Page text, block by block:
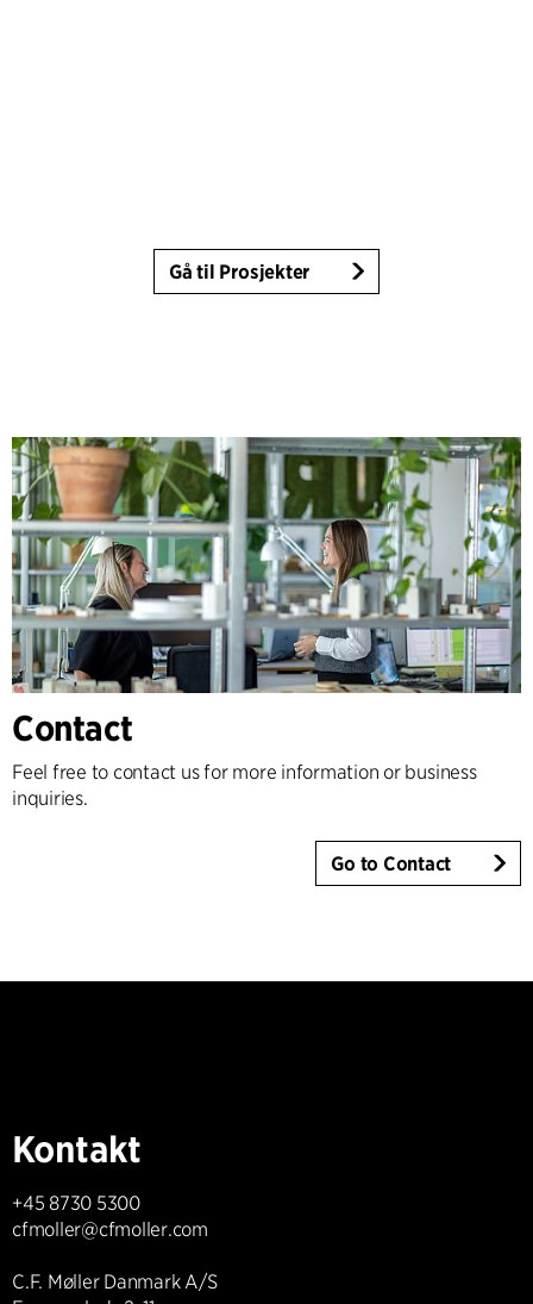
Gå til Prosjekter
Contact
Feel free to contact us for more information or business
inquiries.
Go to Contact
Kontakt
+45 8730 5300
cfmoller@cfmoller.com
C.F. Møller Danmark A/S